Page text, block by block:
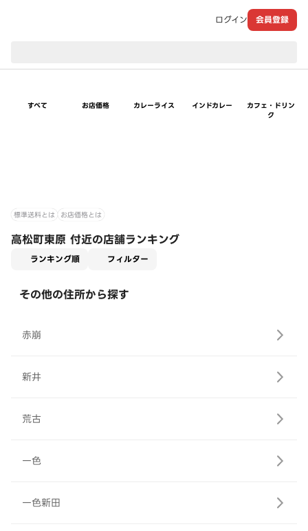
ログイン 会員登録
すべて お店価格 カレーライス インドカレー
カフェ・ドリン
ク
標準送料とは お店価格とは
高松町東原 付近の店舗ランキング
ランキング順 フィルター
その他の住所から探す
赤崩
新井
荒古
一色
一色新田